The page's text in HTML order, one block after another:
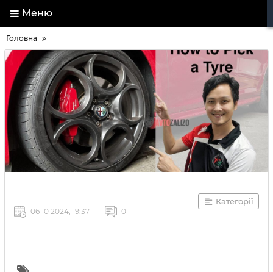
Меню
Головна
Категорії
06 10 2024, 19:37 0